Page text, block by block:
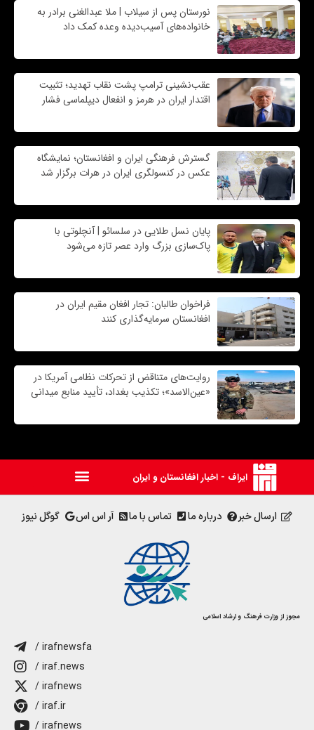
نورستان پس از سیلاب | ملا عبدالغنی برادر به
خانواده‌های آسیب‌دیده وعده کمک داد
عقب‌نشینی ترامپ پشت نقاب تهدید؛ تثبیت
اقتدار ایران در هرمز و انفعال دیپلماسی فشار
گسترش فرهنگی ایران و افغانستان؛ نمایشگاه
عکس در کنسولگری ایران در هرات برگزار شد
پایان نسل طلایی در سلسائو | آنچلوتی با
پاک‌سازی بزرگ وارد عصر تازه می‌شود
فراخوان طالبان: تجار افغان مقیم ایران در
افغانستان سرمایه‌گذاری کنند
روایت‌های متناقض از تحرکات نظامی آمریکا در
«عین‌الاسد»؛ تکذیب بغداد، تأیید منابع میدانی
ایراف - اخبار افغانستان و ایران
ارسال خبر درباره ما تماس با ما آر اس اس گوگل نیوز
مجوز از وزارت فرهنگ و ارشاد اسلامی
/ irafnewsfa
/ iraf.news
/ irafnews
/ iraf.ir
/ irafnews